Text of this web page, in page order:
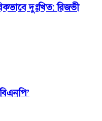
দুঃখিত: রিজভী